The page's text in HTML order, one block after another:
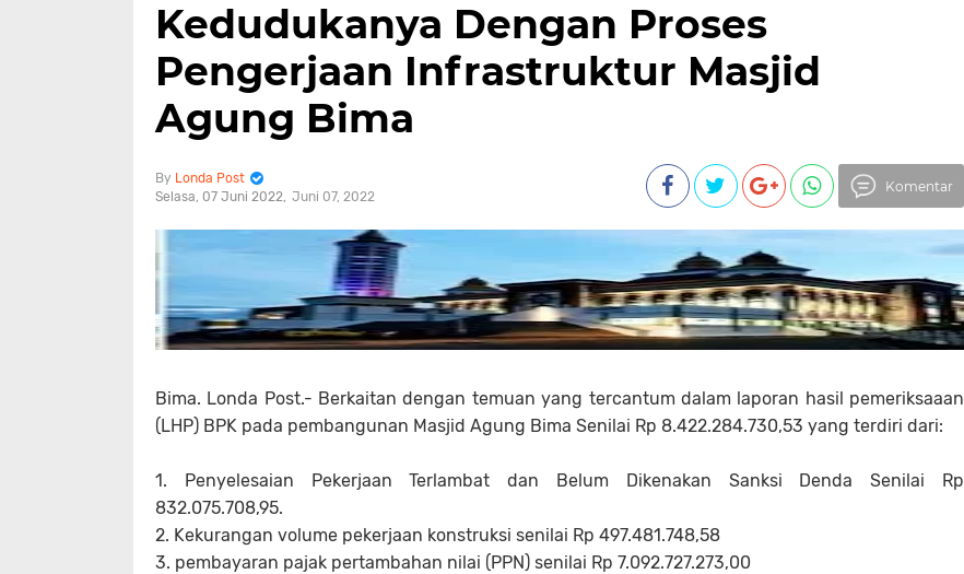
Kedudukanya Dengan Proses
Pengerjaan Infrastruktur Masjid
Agung Bima
Londa Post
Selasa, 07 Juni 2022 Juni 07, 2022
Komentar
Bima. Londa Post.- Berkaitan dengan temuan yang tercantum dalam laporan hasil pemeriksaaan
(LHP) BPK pada pembangunan Masjid Agung Bima Senilai Rp 8.422.284.730,53 yang terdiri dari:
1. Penyelesaian Pekerjaan Terlambat dan Belum Dikenakan Sanksi Denda Senilai Rp
832.075.708,95.
2. Kekurangan volume pekerjaan konstruksi senilai Rp 497.481.748,58
3. pembayaran pajak pertambahan nilai (PPN) senilai Rp 7.092.727.273,00